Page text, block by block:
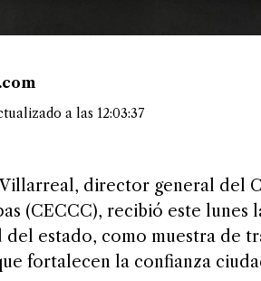
a las 12:03:37
Villarreal, director general del
(CECCC), recibió este lunes
del estado, como muestra de
fortalecen la confianza